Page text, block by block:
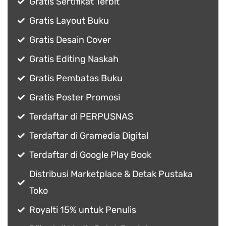
Gratis Layout Buku
Gratis Desain Cover
Gratis Editing Naskah
Gratis Pembatas Buku
Gratis Poster Promosi
Terdaftar di PERPUSNAS
Terdaftar di Gramedia Digital
Terdaftar di Google Play Book
Distribusi Marketplace & Detak Pustaka
Toko
Royalti 15% untuk Penulis